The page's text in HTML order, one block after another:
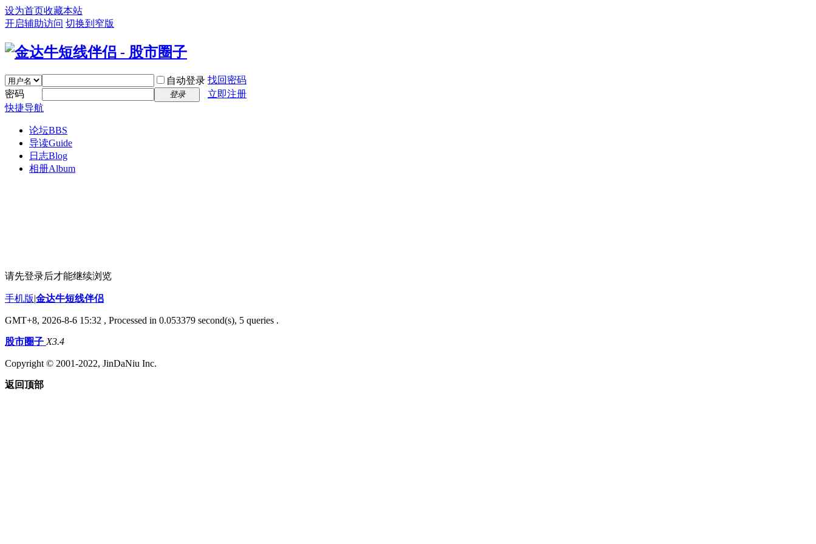
设为首页收藏本站
开启辅助访问 切换到窄版
自动登录 找回密码
密码
登录
立即注册
快捷导航
论坛BBS
导读Guide
日志Blog
相册Album
请先登录后才能继续浏览
手机版|金达牛短线伴侣
GMT+8, 2026-8-6 15:32 , Processed in 0.053379 second(s), 5 queries .
股市圈子 X3.4
Copyright © 2001-2022, JinDaNiu Inc.
返回顶部